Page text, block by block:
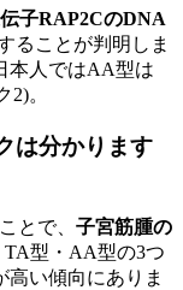
子RAP2CのDNA
ることが判明しま
本人ではAA型は
。
は分かります
とで、 子宮筋腫の
型・AA型の3つ
い傾向にありま